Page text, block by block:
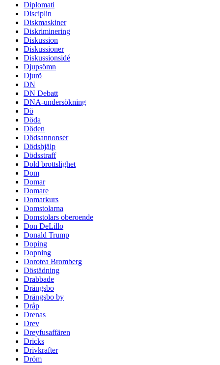
Diplomati
Disciplin
Diskmaskiner
Diskriminering
Diskussion
Diskussioner
Diskussionsidé
Djupsömn
Djurö
DN
DN Debatt
DNA-undersökning
Dö
Döda
Döden
Dödsannonser
Dödshjälp
Dödsstraff
Dold brottslighet
Dom
Domar
Domare
Domarkurs
Domstolarna
Domstolars oberoende
Don DeLillo
Donald Trump
Doping
Dopning
Dorotea Bromberg
Döstädning
Drabbade
Drängsbo
Drängsbo by
Dråp
Drenas
Drev
Dreyfusaffären
Dricks
Drivkrafter
Dröm